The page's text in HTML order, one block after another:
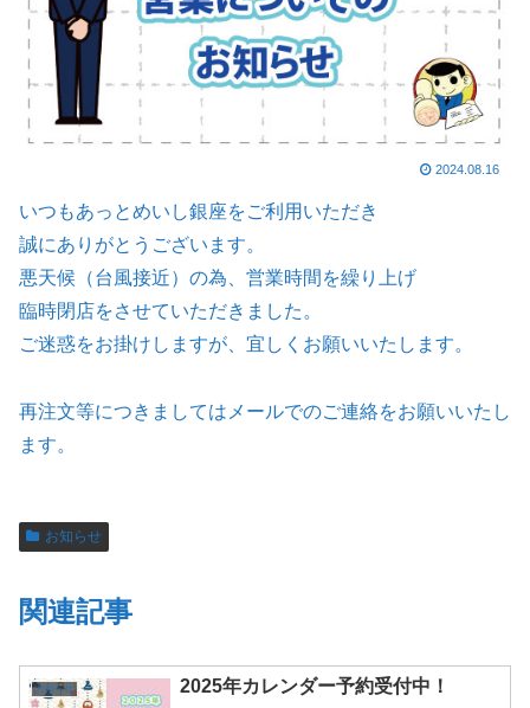
2024.08.16
いつもあっとめいし銀座をご利用いただき
誠にありがとうございます。
悪天候（台風接近）の為、営業時間を繰り上げ
臨時閉店をさせていただきました。
ご迷惑をお掛けしますが、宜しくお願いいたします。
再注文等につきましてはメールでのご連絡をお願いいたし
ます。
お知らせ
関連記事
お知らせ 2025年カレンダー予約受付中！